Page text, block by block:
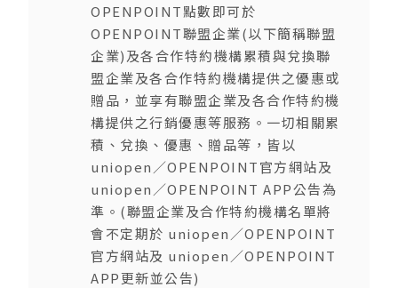
OPENPOINT點數即可於
OPENPOINT聯盟企業(以下簡稱聯盟
企業)及各合作特約機構累積與兌換聯
盟企業及各合作特約機構提供之優惠或
贈品，並享有聯盟企業及各合作特約機
構提供之行銷優惠等服務。一切相關累
積、兌換、優惠、贈品等，皆以
uniopen／OPENPOINT官方網站及
uniopen／OPENPOINT APP公告為
準。(聯盟企業及合作特約機構名單將
會不定期於 uniopen／OPENPOINT
官方網站及 uniopen／OPENPOINT
APP更新並公告)